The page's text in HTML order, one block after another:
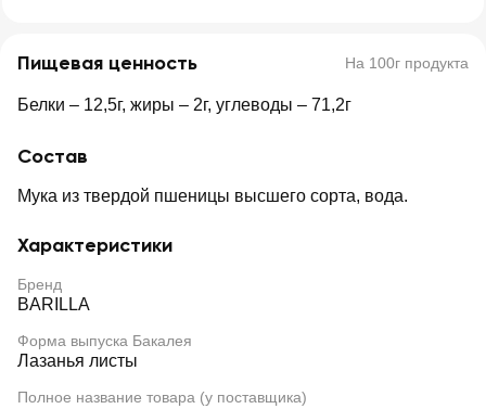
Пищевая ценность На 100г продукта
Белки – 12,5г, жиры – 2г, углеводы – 71,2г
Состав
Мука из твердой пшеницы высшего сорта, вода.
Характеристики
Бренд
BARILLA
Форма выпуска Бакалея
Лазанья листы
Полное название товара (у поставщика)